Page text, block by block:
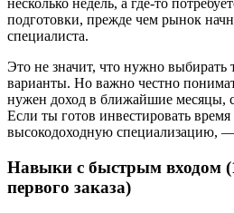
несколько недель, а где-то
подготовки, прежде чем рынок
специалиста.
Это не значит, что нужно выбирать
варианты. Но важно честно
нужен доход в ближайшие месяцы,
Если ты готов инвестировать
высокодоходную специализацию,
Навыки с быстрым входом
первого заказа)